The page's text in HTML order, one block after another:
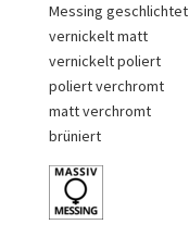
Messing geschlichtet
vernickelt matt
vernickelt poliert
poliert verchromt
matt verchromt
brüniert